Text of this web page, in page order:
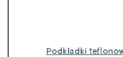
Podkładki